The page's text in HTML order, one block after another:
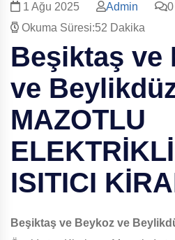
1 Ağu 2025 Admin 0
Okuma Süresi:52 Dakika
Beşiktaş ve
ve
MAZOTLU
ISITICI
Beşiktaş ve Beykoz ve